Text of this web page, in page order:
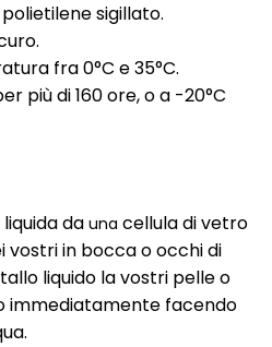
sigillato.
fra 0°C e 35°C.
più di 160 ore, o a -20°C
dauna cellula di vetro
vostri in bocca o occhi di
liquido la vostri pelle o
immediatamente facendo